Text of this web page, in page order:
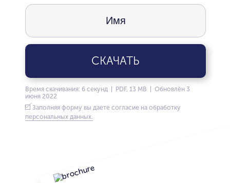
СКАЧАТЬ
Время скачивания: 6 секунд | PDF, 13 MB | Обновлён 3
июня 2022
Заполняя форму вы даете согласие на обработку
персональных данных.